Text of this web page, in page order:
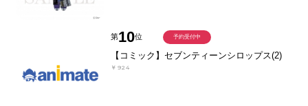
第10位
【コミック】セブンティーンシロップス(2)
￥924
予約受付中